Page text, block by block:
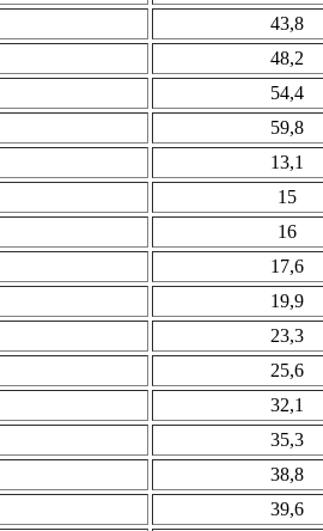
43,8
48,2
54,4
59,8
13,1
15
16
17,6
19,9
23,3
25,6
32,1
35,3
38,8
39,6